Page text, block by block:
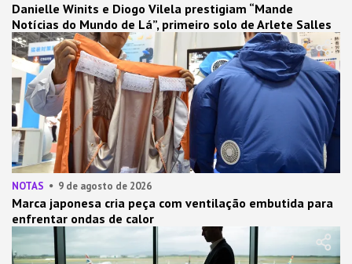
Danielle Winits e Diogo Vilela prestigiam “Mande
Notícias do Mundo de Lá”, primeiro solo de Arlete Salles
NOTAS 9 de agosto de 2026
Marca japonesa cria peça com ventilação embutida para
enfrentar ondas de calor